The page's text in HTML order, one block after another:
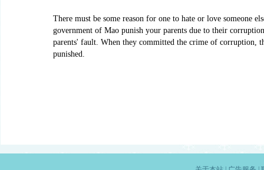
There must be some reason for one to hate or love someone
government of Mao punish your parents due to their
parents' fault. When they committed the crime of corruption,
punished.